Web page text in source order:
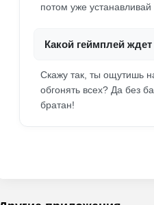
потом уже
Какой геймплей
Скажу так, ты ощутишь
обгонять всех? Да без
братан!